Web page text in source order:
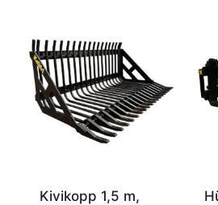
Kivikopp 1,5 m,